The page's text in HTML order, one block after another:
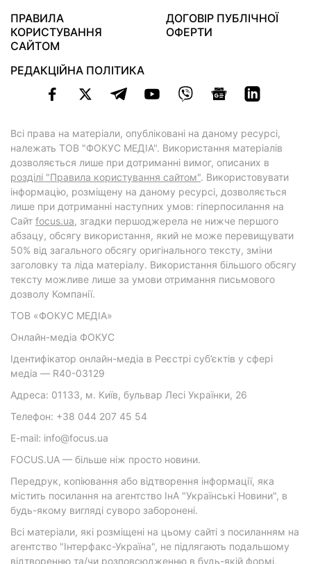
ПРАВИЛА
КОРИСТУВАННЯ
САЙТОМ
ДОГОВІР ПУБЛІЧНОЇ
ОФЕРТИ
РЕДАКЦІЙНА ПОЛІТИКА
Всі права на матеріали, опубліковані на даному ресурсі,
належать ТОВ "ФОКУС МЕДІА". Використання матеріалів
дозволяється лише при дотриманні вимог, описаних в
розділі "Правила користування сайтом". Використовувати
інформацію, розміщену на даному ресурсі, дозволяється
лише при дотриманні наступних умов: гіперпосилання на
Cайт focus.ua, згадки першоджерела не нижче першого
абзацу, обсягу використання, який не може перевищувати
50% від загального обсягу оригінального тексту, зміни
заголовку та ліда матеріалу. Використання більшого обсягу
тексту можливе лише за умови отримання письмового
дозволу Компанії.
ТОВ «ФОКУС МЕДІА»
Онлайн-медіа ФОКУС
Ідентифікатор онлайн-медіа в Реєстрі суб’єктів у сфері
медіа — R40-03129
Адреса: 01133, м. Київ, бульвар Лесі Українки, 26
Телефон: +38 044 207 45 54
E-mail: info@focus.ua
FOCUS.UA — більше ніж просто новини.
Передрук, копіювання або відтворення інформації, яка
містить посилання на агентство ІнА "Українські Новини", в
будь-якому вигляді суворо заборонені.
Всі матеріали, які розміщені на цьому сайті з посиланням на
агентство "Інтерфакс-Україна", не підлягають подальшому
відтворенню та/чи розповсюдженню в будь-якій формі,